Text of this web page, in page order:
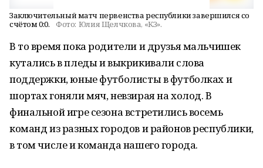
Заключительный матч первенства республики завершился со
счётом 0:0.
Фото: Юлия Щелчкова, «КЗ».
В то время пока родители и друзья мальчишек
кутались в пледы и выкрикивали слова
поддержки, юные футболисты в футболках и
шортах гоняли мяч, невзирая на холод. В
финальной игре сезона встретились восемь
команд из разных городов и районов республики,
в том числе и команда нашего города.